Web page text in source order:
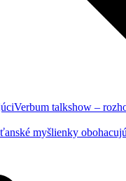
Verbum talkshow –
myšlienky